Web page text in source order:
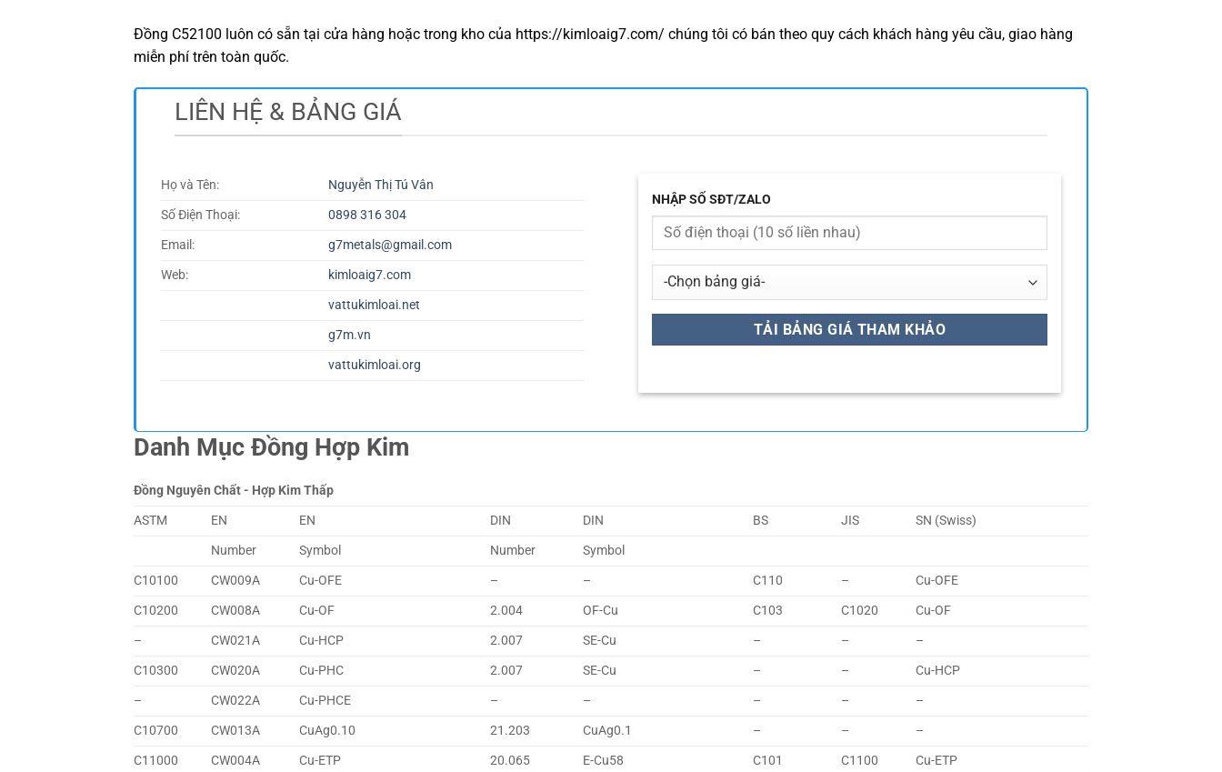
Đồng C52100 luôn có sẵn tại cửa hàng hoặc trong kho của https://kimloaig7.com/ chúng tôi có bán theo quy cách khách hàng yêu cầu, giao hàng
miễn phí trên toàn quốc.
LIÊN HỆ & BẢNG GIÁ
Họ và Tên:
Nguyễn Thị Tú Vân
Số Điện Thoại:
0898 316 304
Email:
g7metals@gmail.com
Web:
kimloaig7.com
vattukimloai.net
g7m.vn
vattukimloai.org
NHẬP SỐ SĐT/ZALO
Danh Mục Đồng Hợp Kim
Đồng Nguyên Chất - Hợp Kim Thấp
ASTM
EN EN DIN DIN BS JIS
SN (Swiss)
Number
Symbol Number
Symbol
C10100
CW009A Cu-OFE – – C110 –
Cu-OFE
C10200
CW008A Cu-OF 2.004 OF-Cu C103 C1020
Cu-OF
–
CW021A Cu-HCP 2.007 SE-Cu – –
–
C10300
CW020A Cu-PHC 2.007 SE-Cu – –
Cu-HCP
–
CW022A Cu-PHCE – – – –
–
C10700
CW013A CuAg0.10 21.203 CuAg0.1 – –
–
C11000
CW004A Cu-ETP 20.065 E-Cu58 C101 C1100
Cu-ETP